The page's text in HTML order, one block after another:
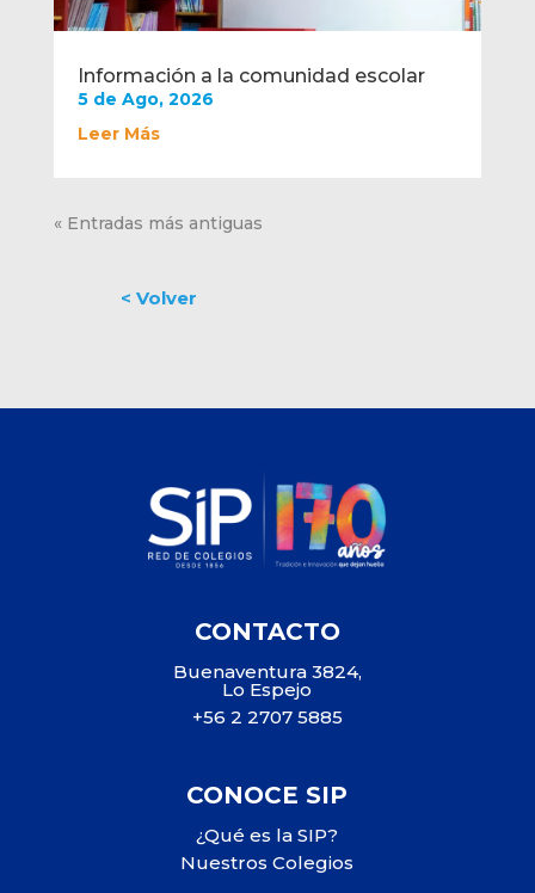
Información a la comunidad escolar
5 de Ago, 2026
Leer Más
« Entradas más antiguas
CONTACTO
Buenaventura 3824,
Lo Espejo
+56 2 2707 5885
CONOCE SIP
¿Qué es la SIP?
Nuestros Colegios